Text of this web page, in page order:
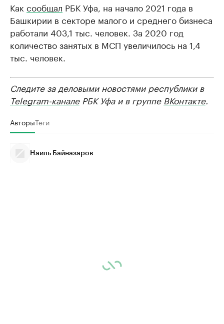
Как сообщал РБК Уфа, на начало 2021 года в
Башкирии в секторе малого и среднего бизнеса
работали 403,1 тыс. человек. За 2020 год
количество занятых в МСП увеличилось на 1,4
тыс. человек.
Следите за деловыми новостями республики в
Telegram-каналеРБК Уфа и в группе ВКонтакте.
АвторыТеги
Наиль Байназаров